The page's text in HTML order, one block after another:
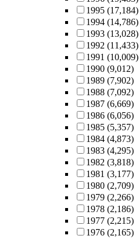
1995 (17,184)
1994 (14,786)
1993 (13,028)
1992 (11,433)
1991 (10,009)
1990 (9,012)
1989 (7,902)
1988 (7,092)
1987 (6,669)
1986 (6,056)
1985 (5,357)
1984 (4,873)
1983 (4,295)
1982 (3,818)
1981 (3,177)
1980 (2,709)
1979 (2,266)
1978 (2,186)
1977 (2,215)
1976 (2,165)